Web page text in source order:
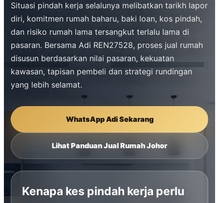
Situasi pindah kerja selalunya melibatkan tarikh lapor
diri, komitmen rumah baharu, baki loan, kos pindah,
dan risiko rumah lama tersangkut terlalu lama di
pasaran. Bersama Adi REN27528, proses jual rumah
disusun berdasarkan nilai pasaran, kekuatan
kawasan, tapisan pembeli dan strategi rundingan
yang lebih selamat.
WhatsApp Adi Sekarang
Lihat Panduan Jual Rumah Johor
Kenapa kes pindah kerja perlu